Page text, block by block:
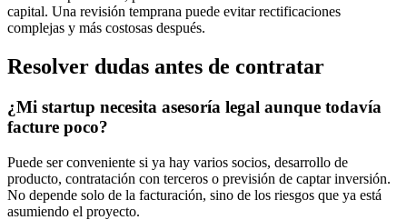
capital. Una revisión temprana puede evitar rectificaciones
complejas y más costosas después.
Resolver dudas antes de contratar
¿Mi startup necesita asesoría legal aunque todavía
facture poco?
Puede ser conveniente si ya hay varios socios, desarrollo de
producto, contratación con terceros o previsión de captar inversión.
No depende solo de la facturación, sino de los riesgos que ya está
asumiendo el proyecto.